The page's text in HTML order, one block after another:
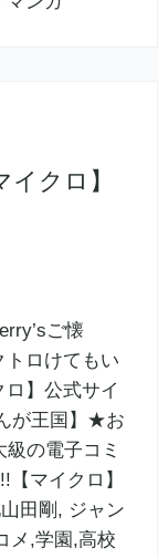
クロ】
ご懐
トロけてもい
】公式サイ
が王国】★お
の電子コミ
マイクロ】
田剛, ジャン
メ,学園,高校